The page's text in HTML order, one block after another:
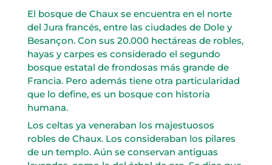
El bosque de Chaux se encuentra en el norte
del Jura francés, entre las ciudades de Dole y
Besançon. Con sus 20.000 hectáreas de robles,
hayas y carpes es considerado el segundo
bosque estatal de frondosas más grande de
Francia. Pero además tiene otra particularidad
que lo define, es un bosque con historia
humana.
Los celtas ya veneraban los majestuosos
robles de Chaux. Los consideraban los pilares
de un templo. Aún se conservan antiguas